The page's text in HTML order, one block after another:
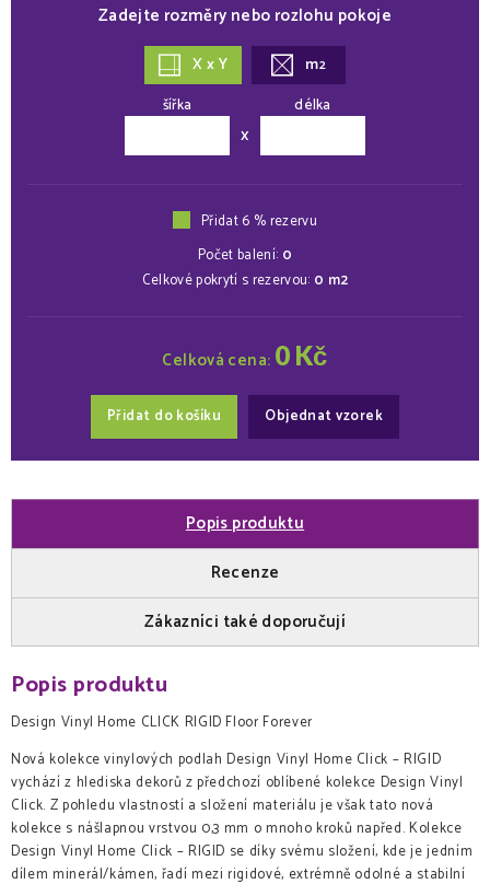
Zadejte rozměry nebo rozlohu pokoje
X x Y m2
šířka
x
délka
Přidat 6 % rezervu
Počet balení: 0
Celkové pokrytí s rezervou: 0 m2
Celková cena: 0Kč
Přidat do košíku Objednat vzorek
Popis produktu
Recenze
Zákazníci také doporučují
Popis produktu
Design Vinyl Home CLICK RIGID Floor Forever
Nová kolekce vinylových podlah Design Vinyl Home Click – RIGID
vychází z hlediska dekorů z předchozí oblíbené kolekce Design Vinyl
Click. Z pohledu vlastností a složení materiálu je však tato nová
kolekce s nášlapnou vrstvou 0,3 mm o mnoho kroků napřed. Kolekce
Design Vinyl Home Click – RIGID se díky svému složení, kde je jedním
dílem minerál/kámen, řadí mezi rigidové, extrémně odolné a stabilní